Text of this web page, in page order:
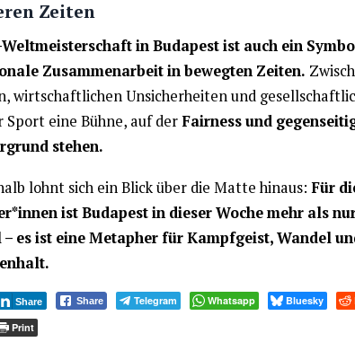
Zeiten
Weltmeisterschaft in Budapest ist auch ein
Zusammenarbeit in bewegten Zeiten.
wirtschaftlichen Unsicherheiten und
eine Bühne, auf derFairness und
stehen.
lohnt sich ein Blick über die Matte hinaus: Für
ist Budapest in dieser Woche mehr als
– es ist eine Metapher für Kampfgeist, Wandel
Share Telegram Whatsapp Bluesky
Share
Print